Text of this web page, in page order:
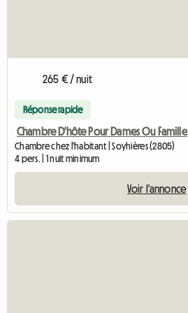
265 € / nuit
Réponse rapide
Chambre D'hôte Pour Dames Ou Famille
Chambre chez l'habitant | Soyhières (2805)
4 pers. | 1 nuit minimum
Voir l'annonce